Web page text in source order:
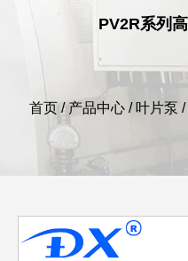
PV2R系列
首页/ 产品中心/ 叶片泵 /